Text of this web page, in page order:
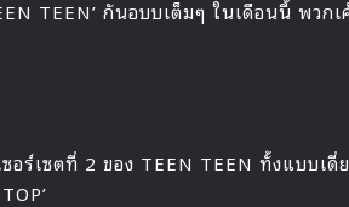
TEEN’ กันอบบเต็มๆ ในเดือนนี้ พวกเ
อร์เซตที่ 2 ของ TEEN TEEN ทั้งแบบเดี่